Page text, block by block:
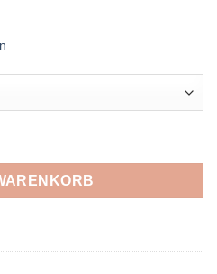
PROVENZA Menge